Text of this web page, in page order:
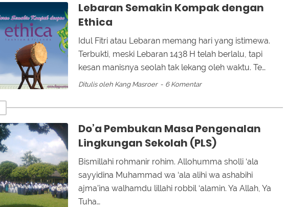
Lebaran Semakin Kompak dengan
Ethica
Idul Fitri atau Lebaran memang hari yang istimewa.
Terbukti, meski Lebaran 1438 H telah berlalu, tapi
kesan manisnya seolah tak lekang oleh waktu. Te…
Ditulis oleh Kang Masroer 6 Komentar
Do’a Pembukan Masa Pengenalan
Lingkungan Sekolah (PLS)
Bismillahi rohmanir rohim. Allohumma sholli ‘ala
sayyidina Muhammad wa ‘ala alihi wa ashabihi
ajma’ina walhamdu lillahi robbil ‘alamin. Ya Allah, Ya
Tuha…